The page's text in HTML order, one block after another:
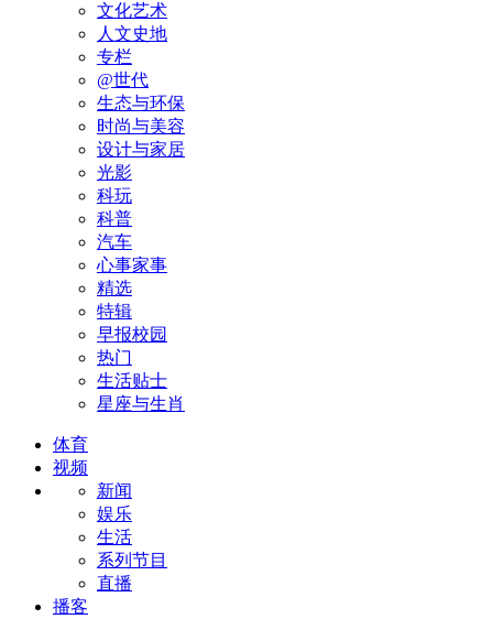
文化艺术
人文史地
专栏
@世代
生态与环保
时尚与美容
设计与家居
光影
科玩
科普
汽车
心事家事
精选
特辑
早报校园
热门
生活贴士
星座与生肖
体育
视频
新闻
娱乐
生活
系列节目
直播
播客